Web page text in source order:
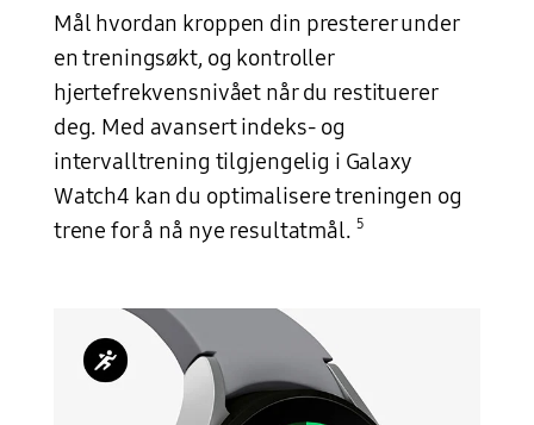
Mål hvordan kroppen din presterer under
en treningsøkt, og kontroller
hjertefrekvensnivået når du restituerer
deg. Med avansert indeks- og
intervalltrening tilgjengelig i Galaxy
Watch4 kan du optimalisere treningen og
trene for å nå nye resultatmål. 5